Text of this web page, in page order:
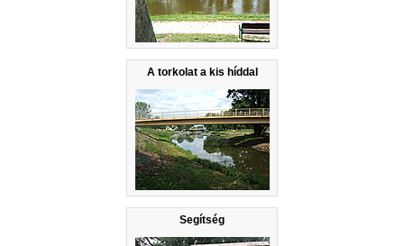
A torkolat a kis híddal
Segítség